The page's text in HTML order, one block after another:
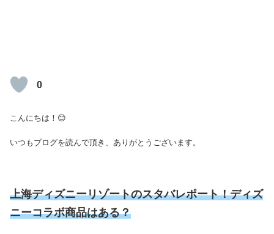
0
こんにちは！😊
いつもブログを読んで頂き、ありがとうございます。
上海ディズニーリゾートのスタバレポート！ディズ
ニーコラボ商品はある？